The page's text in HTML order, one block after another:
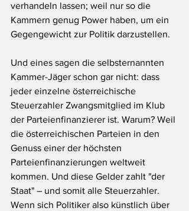
verhandeln lassen; weil nur so die
Kammern genug Power haben, um ein
Gegengewicht zur Politik darzustellen.
Und eines sagen die selbsternannten
Kammer-Jäger schon gar nicht: dass
jeder einzelne österreichische
Steuerzahler Zwangsmitglied im Klub
der Parteienfinanzierer ist. Warum? Weil
die österreichischen Parteien in den
Genuss einer der höchsten
Parteienfinanzierungen weltweit
kommen. Und diese Gelder zahlt "der
Staat" – und somit alle Steuerzahler.
Wenn sich Politiker also künstlich über